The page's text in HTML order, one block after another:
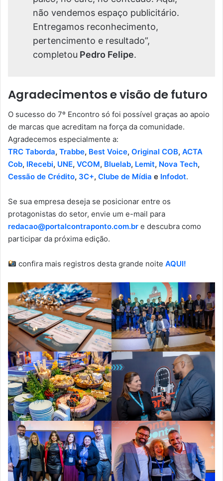
não vendemos espaço publicitário.
Entregamos reconhecimento,
pertencimento e resultado”,
completou Pedro Felipe.
Agradecimentos e visão de futuro
O sucesso do 7º Encontro só foi possível graças ao apoio
de marcas que acreditam na força da comunidade.
Agradecemos especialmente a:
TRC Taborda, Trabbe, Best Voice, Original COB, ACTA
Cob, IRecebi, UNE, VCOM, Bluelab, Lemit, Nova Tech,
Cessão de Crédito, 3C+, Clube de Mídia e Infodot.
Se sua empresa deseja se posicionar entre os
protagonistas do setor, envie um e-mail para
redacao@portalcontraponto.com.br e descubra como
participar da próxima edição.
confira mais registros desta grande noiteAQUI!